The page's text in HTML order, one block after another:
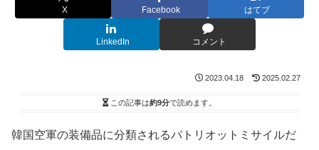
X Facebook はてブ
LinkedIn コメント
2023.04.18 2025.02.27
この記事は約9分で読めます。
韓国空軍の装備品に分類されるパトリオットミサイルだ